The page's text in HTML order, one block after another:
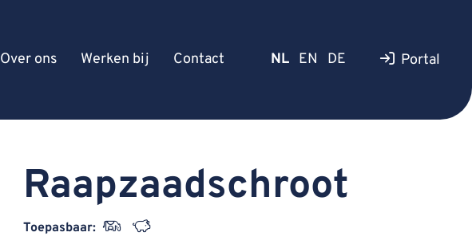
Over ons Werken bij Contact NL EN DE Portal
Raapzaadschroot
Toepasbaar: